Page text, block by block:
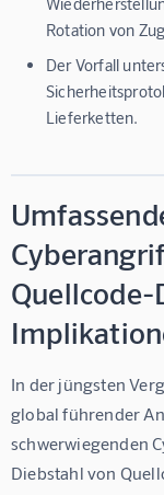
Rotation von
Der Vorfall
Lieferketten.
Quellcode-
In der jüngsten
global führender
schwerwiegenden
Diebstahl von